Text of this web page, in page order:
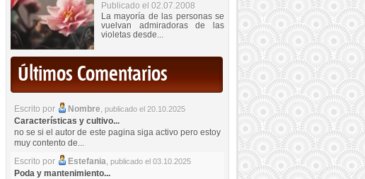
Publicado el 02.07.2008
La mayoría de las personas se
vuelvan admiradoras de las
violetas desde...
Últimos Comentarios
Escrito por Nombre, publicado el 20.10.2025
Características y cultivo...
no se si el autor de este pagina siga activo pero estoy
muy contento de...
Escrito por
Estefania, publicado el 03.10.2025
Poda y mantenimiento...